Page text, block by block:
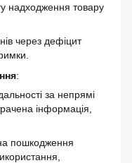
надходження товару
через дефіцит
:
за непрямі
інформація,
пошкодження